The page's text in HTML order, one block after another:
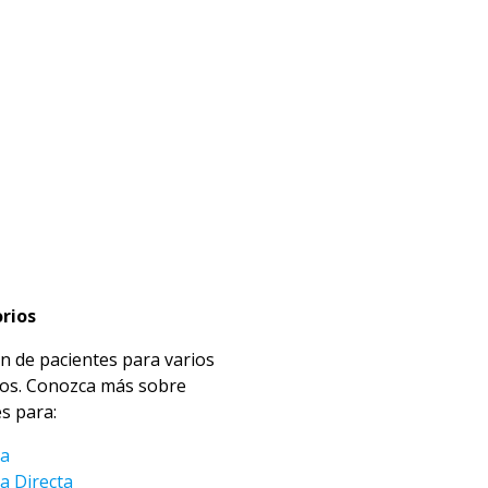
de pacientes para varios
Conozca más sobre
para:
Directa